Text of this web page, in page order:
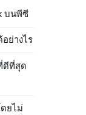
บนพีซี
ย่างไร
ดีที่สุด
ยไม่